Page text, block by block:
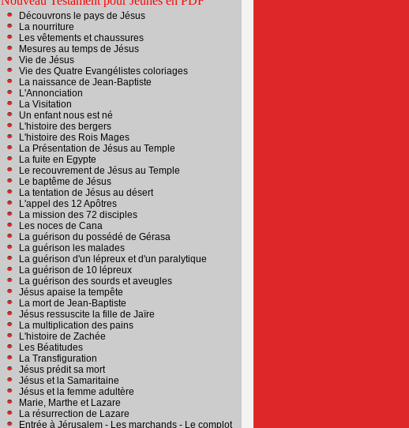
Découvrons le pays de Jésus
La nourriture
Les vêtements et chaussures
Mesures au temps de Jésus
Vie de Jésus
Vie des Quatre Evangélistes coloriages
La naissance de Jean-Baptiste
L'Annonciation
La Visitation
Un enfant nous est né
L'histoire des bergers
L'histoire des Rois Mages
La Présentation de Jésus au Temple
La fuite en Egypte
Le recouvrement de Jésus au Temple
Le baptême de Jésus
La tentation de Jésus au désert
L'appel des 12 Apôtres
La mission des 72 disciples
Les noces de Cana
La guérison du possédé de Gérasa
La guérison les malades
La guérison d'un lépreux et d'un paralytique
La guérison de 10 lépreux
La guérison des sourds et aveugles
Jésus apaise la tempête
La mort de Jean-Baptiste
Jésus ressuscite la fille de Jaïre
La multiplication des pains
L'histoire de Zachée
Les Béatitudes
La Transfiguration
Jésus prédit sa mort
Jésus et la Samaritaine
Jésus et la femme adultère
Marie, Marthe et Lazare
La résurrection de Lazare
Entrée à Jérusalem - Les marchands - Le complot